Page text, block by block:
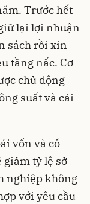
Trước hết
lại lợi nhuận
sách rồi xin
tầng nấc. Cơ
chủ động
suất và cải
vốn và cổ
giảm tỷ lệ sở
nghiệp không
với yêu cầu